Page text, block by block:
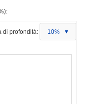
di profondità: 10%